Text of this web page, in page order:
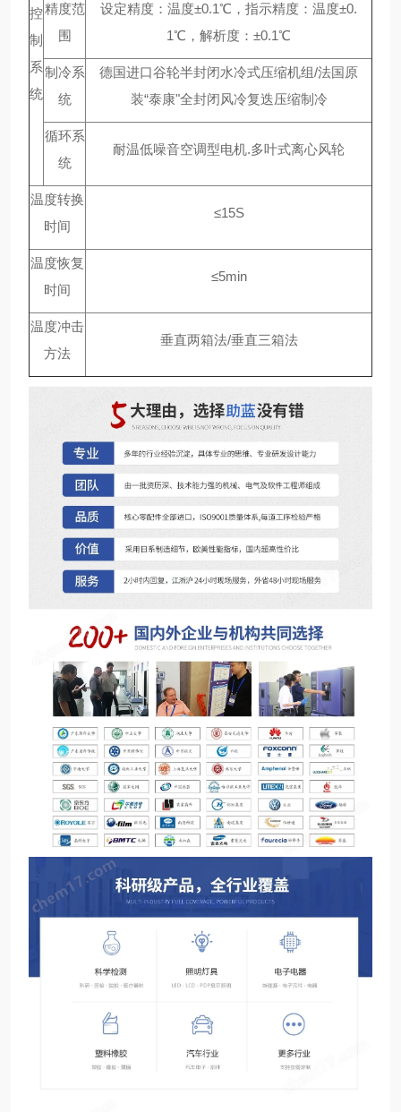
控
制
系
统
精度范
围
设定精度：温度±0.1℃，指示精度：温度±0.
1℃，解析度：±0.1℃
制冷系
统
德国进口谷轮半封闭水冷式压缩机组/法国原
装“泰康"全封闭风冷复迭压缩制冷
循环系
统
耐温低噪音空调型电机.多叶式离心风轮
温度转换
时间
≤15S
温度恢复
时间
≤5min
温度冲击
方法
垂直两箱法/垂直三箱法